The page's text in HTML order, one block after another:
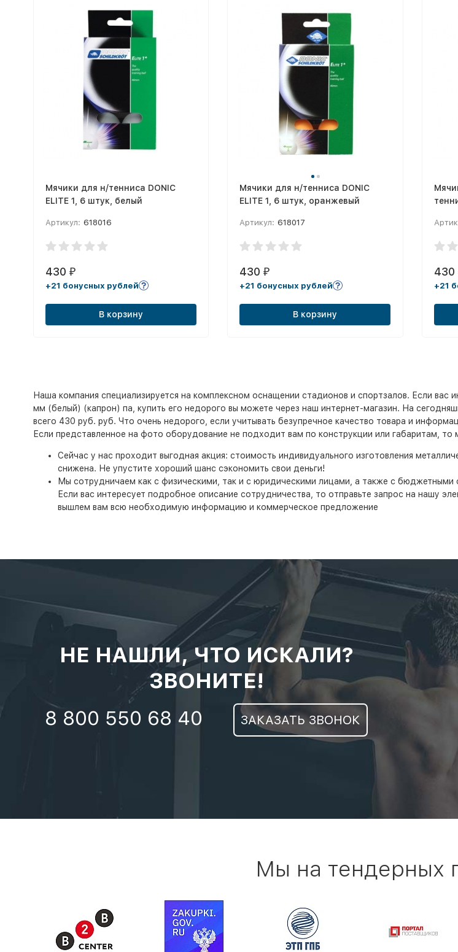
Мячики для н/тенниса DONIC
ELITE 1, 6 штук, белый
Артикул: 618016
430 ₽
+21 бонусных рублей
В корзину
Мячики для н/тенниса DONIC
ELITE 1, 6 штук, оранжевый
Артикул: 618017
430₽
+21 бонусных рублей
В корзину
430
+21
Наша компания специализируется на комплексном оснащении стадионов и спортзалов. Если вас
мм (белый) (капрон) па, купить его недорого вы можете через наш интернет-магазин. На
всего 430 руб. руб. Что очень недорого, если учитывать безупречное качество товара и
Если представленное на фото оборудование не подходит вам по конструкции или габаритам,
Сейчас у нас проходит выгодная акция: стоимость индивидуального изготовления
снижена. Не упустите хороший шанс сэкономить свои деньги!
Мы сотрудничаем как с физическими, так и с юридическими лицами, а также с
Если вас интересует подробное описание сотрудничества, то отправьте запрос на нашу
вышлем вам всю необходимую информацию и коммерческое предложение
НЕ НАШЛИ, ЧТО ИСКАЛИ?
ЗВОНИТЕ!
8 800 550 68 40 ЗАКАЗАТЬ ЗВОНОК
Мы на тендерных